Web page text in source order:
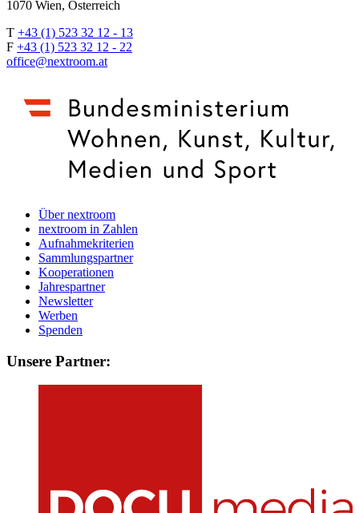
1070 Wien, Österreich
T +43 (1) 523 32 12 - 13
F +43 (1) 523 32 12 - 22
office@nextroom.at
Über nextroom
nextroom in Zahlen
Aufnahmekriterien
Sammlungspartner
Kooperationen
Jahrespartner
Newsletter
Werben
Spenden
Unsere Partner: